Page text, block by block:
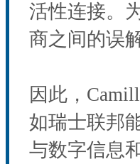
活性连接。
商之间的误
因此，
如瑞⼠联邦
与数字信息